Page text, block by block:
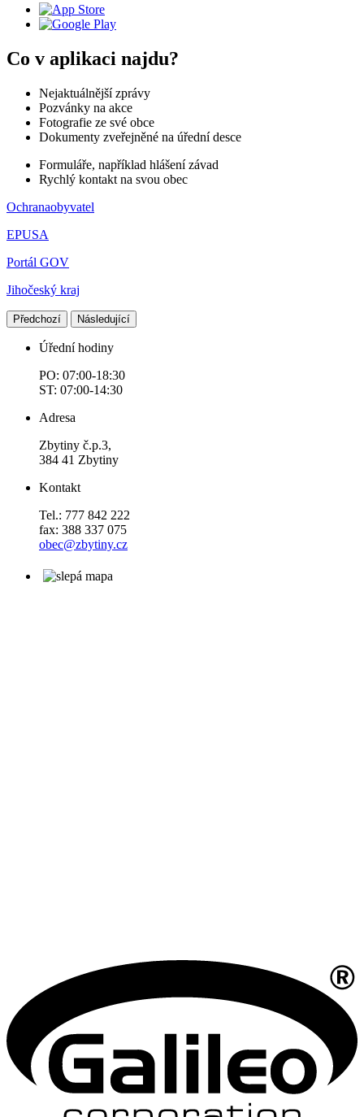
Co v aplikaci najdu?
Nejaktuálnější zprávy
Pozvánky na akce
Fotografie ze své obce
Dokumenty zveřejněné na úřední desce
Formuláře, například hlášení závad
Rychlý kontakt na svou obec
Ochranaobyvatel
EPUSA
Portál GOV
Jihočeský kraj
Předchozí Následující
Úřední hodiny
PO: 07:00-18:30
ST: 07:00-14:30
Adresa
Zbytiny č.p.3,
384 41 Zbytiny
Kontakt
Tel.: 777 842 222
fax: 388 337 075
obec@zbytiny.cz